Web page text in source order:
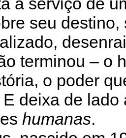
seu
terminou – o
o poder
deixa de
humanas.